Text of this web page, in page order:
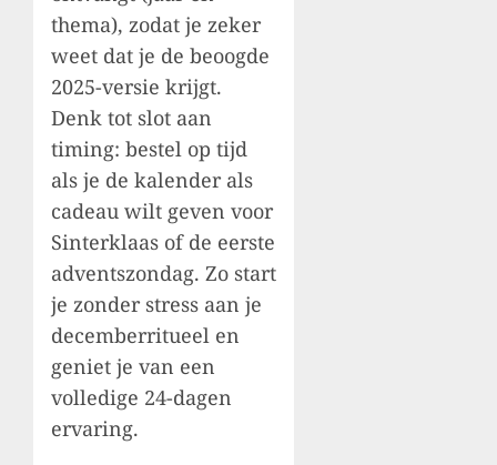
thema), zodat je zeker
weet dat je de beoogde
2025-versie krijgt.
Denk tot slot aan
timing: bestel op tijd
als je de kalender als
cadeau wilt geven voor
Sinterklaas of de eerste
adventszondag. Zo start
je zonder stress aan je
decemberritueel en
geniet je van een
volledige 24-dagen
ervaring.